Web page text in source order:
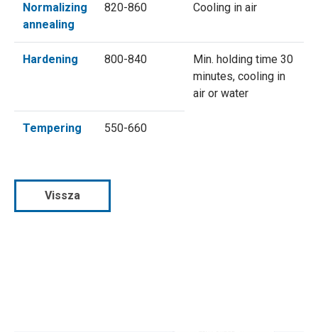
Normalizing
annealing
820-860 Cooling in air
Hardening 800-840
Min. holding time 30
minutes, cooling in
air or water
Tempering 550-660
Vissza